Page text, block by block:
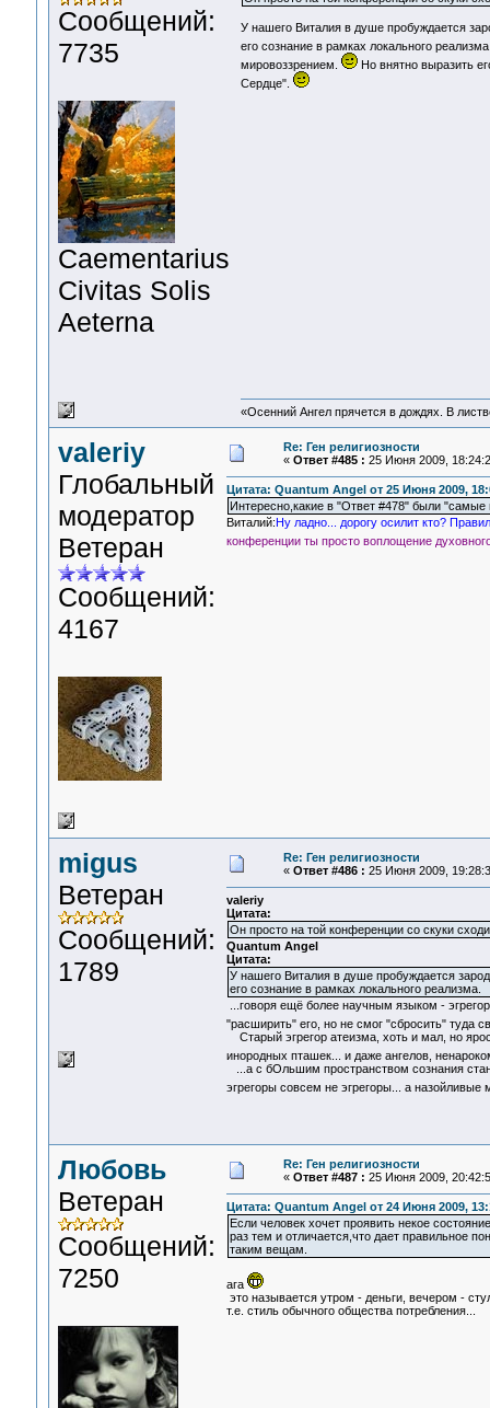
Сообщений:
7735
Сaementarius
Civitas Solis
Aeterna
У нашего Виталия в душе пробуждается
его сознание в рамках локального
мировоззрением.
Но внятно выразить
Сердце".
«Осенний Ангел прячется в дождях. В
valeriy
Глобальный
модератор
Ветеран
Сообщений:
4167
Re: Ген религиозности
« Ответ #485 : 25 Июня 2009,
Цитата: Quantum Angel от 25 Июня 2009,
Интересно,какие в "Ответ #478" были
Виталий: Ну ладно... дорогу осилит кто?
конференции ты просто воплощение
migus
Ветеран
Сообщений:
1789
Re: Ген религиозности
« Ответ #486 : 25 Июня 2009,
valeriy
Цитата:
Он просто на той конференции со скуки
Quantum Angel
Цитата:
У нашего Виталия в душе пробуждается
его сознание в рамках локального реализма.
...говоря ещё более научным языком -
"расширить" его, но не смог "сбросить"
Старый эгрегор атеизма, хоть и мал, но
инородных пташек... и даже ангелов,
...а с бОльшим пространством сознания
эгрегоры совсем не эгрегоры... а
Любовь
Ветеран
Сообщений:
7250
Re: Ген религиозности
« Ответ #487 : 25 Июня 2009,
Цитата: Quantum Angel от 24 Июня 2009,
Если человек хочет проявить некое
раз тем и отличается,что дает правильное
таким вещам.
ага
это называется утром - деньги, вечером -
т.е. стиль обычного общества потребления...